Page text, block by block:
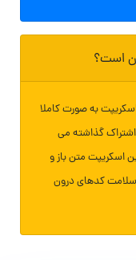
است؟
به صورت کاملا
گذاشته می
اسکریپت متن باز و
سلامت کدهای درون